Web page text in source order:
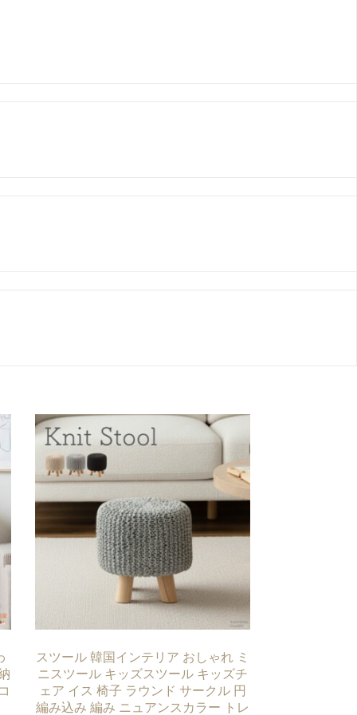
スツール 韓国インテリア おしゃれ ミ
ニスツール キッズスツール キッズチ
ェア イス 椅子 ラウンド サークル 円
編み込み 編み ニュアンスカラー トレ